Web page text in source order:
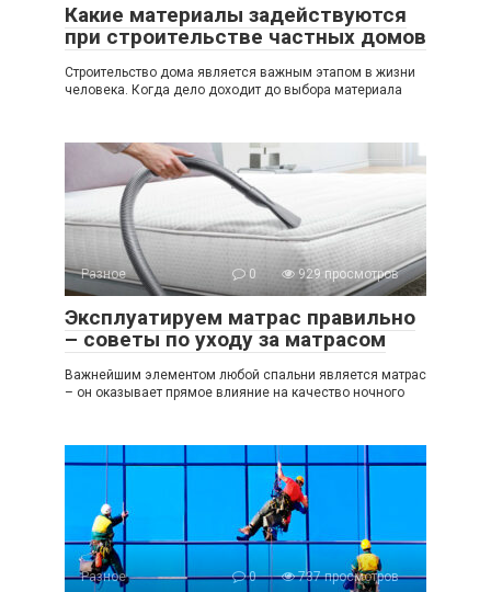
Какие материалы задействуются
при строительстве частных домов
Строительство дома является важным этапом в жизни
человека. Когда дело доходит до выбора материала
Разное 0 929 просмотров
Эксплуатируем матрас правильно
– советы по уходу за матрасом
Важнейшим элементом любой спальни является матрас
– он оказывает прямое влияние на качество ночного
Разное 0 737 просмотров